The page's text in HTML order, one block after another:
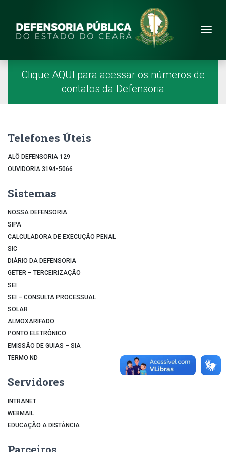
Site da Defensoria
Menu Principal
Página Inicial
Clique AQUI para acessar os números de
contatos da Defensoria
Telefones Úteis
ALÔ DEFENSORIA 129
OUVIDORIA 3194-5066
Sistemas
NOSSA DEFENSORIA
SIPA
CALCULADORA DE EXECUÇÃO PENAL
SIC
DIÁRIO DA DEFENSORIA
GETER – TERCEIRIZAÇÃO
SEI
SEI – CONSULTA PROCESSUAL
SOLAR
ALMOXARIFADO
PONTO ELETRÔNICO
EMISSÃO DE GUIAS – SIA
TERMO ND
Servidores
INTRANET
WEBMAIL
EDUCAÇÃO A DISTÂNCIA